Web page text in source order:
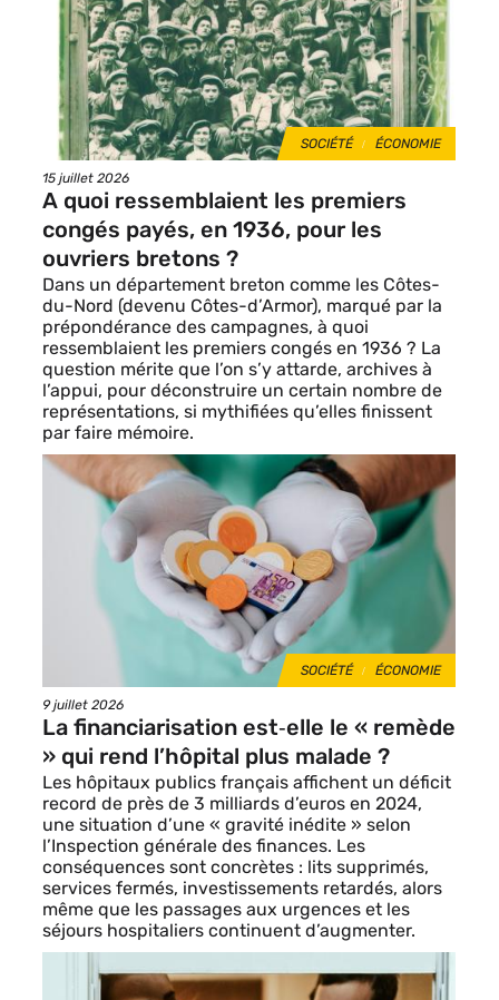
THÈMES
SOCIÉTÉ ÉCONOMIE
Date
de
publication
15 juillet 2026
A quoi ressemblaient les premiers
congés payés, en 1936, pour les
ouvriers bretons ?
Dans un département breton comme les Côtes-
du-Nord (devenu Côtes-d’Armor), marqué par la
prépondérance des campagnes, à quoi
ressemblaient les premiers congés en 1936 ? La
question mérite que l’on s’y attarde, archives à
l’appui, pour déconstruire un certain nombre de
représentations, si mythifiées qu’elles finissent
par faire mémoire.
Image
vignette
THÈMES
SOCIÉTÉ ÉCONOMIE
Date
de
publication
9 juillet 2026
La financiarisation est‑elle le « remède
» qui rend l’hôpital plus malade ?
Les hôpitaux publics français affichent un déficit
record de près de 3 milliards d’euros en 2024,
une situation d’une « gravité inédite » selon
l’Inspection générale des finances. Les
conséquences sont concrètes : lits supprimés,
services fermés, investissements retardés, alors
même que les passages aux urgences et les
séjours hospitaliers continuent d’augmenter.